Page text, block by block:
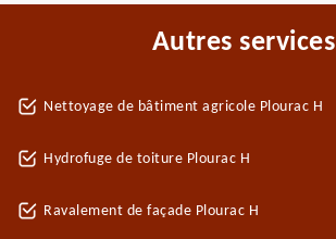
Autres services
Nettoyage de bâtiment agricole Plourac H
Hydrofuge de toiture Plourac H
Ravalement de façade Plourac H